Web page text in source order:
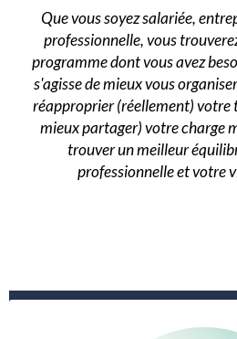
Que vous soyez salariée,
professionnelle, vous
programme dont vous avez
s'agisse de mieux vous
réapproprier (réellement) votre
mieux partager) votre charge
trouver un meilleur
professionnelle et votre